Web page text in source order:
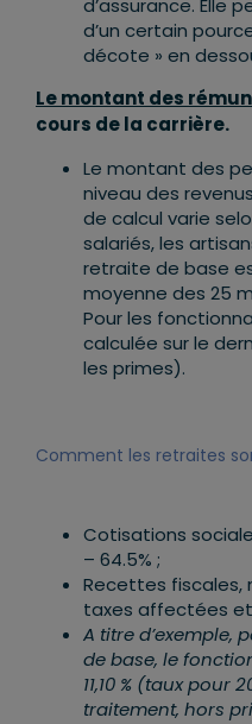
d’assurance. Elle
d’un certain
décote » en
Le montant des
cours de la carrière.
Le montant des
niveau des
de calcul varie
salariés, les
retraite de base
moyenne des 25
Pour les
calculée sur le
les primes).
Comment les retraites
Cotisations
– 64.5% ;
Recettes
taxes affectées et
A titre d’exemple,
de base, le
11,10 % (taux
traitement, hors